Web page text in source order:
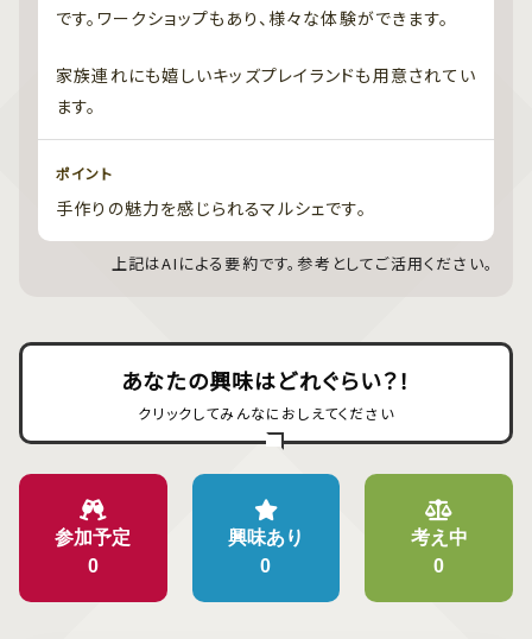
です。ワークショップもあり、様々な体験ができます。
家族連れにも嬉しいキッズプレイランドも用意されてい
ます。
ポイント
手作りの魅力を感じられるマルシェです。
上記はAIによる要約です。参考としてご活用ください。
あなたの興味はどれぐらい？！
クリックしてみんなにおしえてください
参加予定
0
興味あり
0
考え中
0